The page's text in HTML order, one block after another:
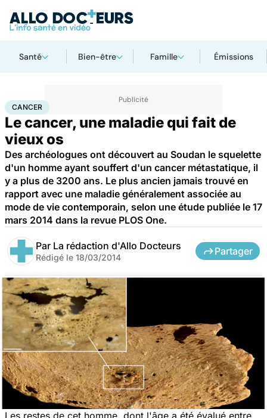
Santé Bien-être Famille Émissions
AccueilSanté Cancer
CANCER
Le cancer, une maladie qui fait de
vieux os
Des archéologues ont découvert au Soudan le squelette
d'un homme ayant souffert d'un cancer métastatique, il
y a plus de 3200 ans. Le plus ancien jamais trouvé en
rapport avec une maladie généralement associée au
mode de vie contemporain, selon une étude publiée le 17
mars 2014 dans la revue PLOS One.
Par La rédaction d'Allo Docteurs
Rédigé le 18/03/2014
Partager
Les restes de cet homme, dont l'âge a été évalué entre